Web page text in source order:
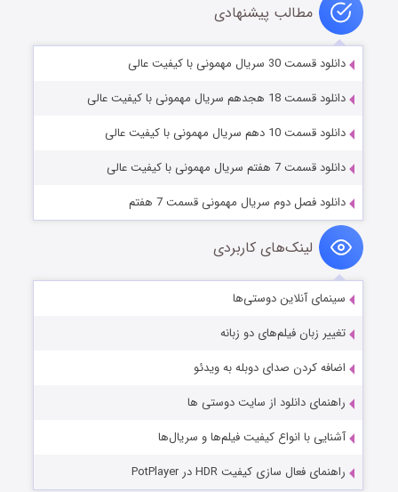
مطالب پیشنهادی
دانلود قسمت 30 سریال مهمونی با کیفیت عالی
دانلود قسمت 18 هجدهم سریال مهمونی با کیفیت عالی
دانلود قسمت 10 دهم سریال مهمونی با کیفیت عالی
دانلود قسمت 7 هفتم سریال مهمونی با کیفیت عالی
دانلود فصل دوم سریال مهمونی قسمت 7 هفتم
لینک‌های کاربردی
سینمای آنلاین دوستی‌ها
تغییر زبان فیلم‌های دو زبانه
اضافه کردن صدای دوبله به ویدئو
راهنمای دانلود از سایت دوستی ها
آشنایی با انواع کیفیت فیلم‌ها و سریال‌ها
راهنمای فعال سازی کیفیت HDR در PotPlayer